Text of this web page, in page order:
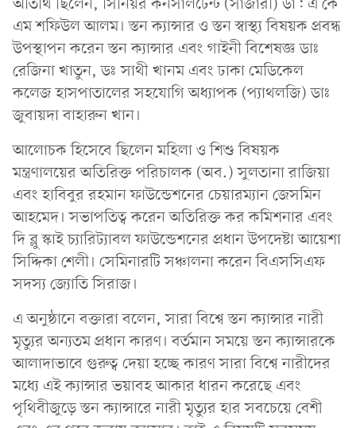
অতিথি ছিলেন, সিনিয়র কনসালটেন্ট (সার্জারী) ডা: এ কে
এম শফিউল আলম। স্তন ক্যান্সার ও স্তন স্বাস্থ্য বিষয়ক প্রবন্ধ
উপস্থাপন করেন স্তন ক্যান্সার এবং গাইনী বিশেষজ্ঞ ডাঃ
রেজিনা খাতুন, ডঃ সাথী খানম এবং ঢাকা মেডিকেল
কলেজ হাসপাতালের সহযোগি অধ্যাপক (প্যাথলজি) ডাঃ
জুবায়দা বাহারুন খান।
আলোচক হিসেবে ছিলেন মহিলা ও শিশু বিষয়ক
মন্ত্রণালয়ের অতিরিক্ত পরিচালক (অব.) সুলতানা রাজিয়া
এবং হাবিবুর রহমান ফাউন্ডেশনের চেয়ারম্যান জেসমিন
আহমেদ। সভাপতিত্ব করেন অতিরিক্ত কর কমিশনার এবং
দি ব্লু স্কাই চ্যারিট্যাবল ফাউন্ডেশনের প্রধান উপদেষ্টা আয়েশা
সিদ্দিকা শেলী। সেমিনারটি সঞ্চালনা করেন বিএসসিএফ
সদস্য জ্যোতি সিরাজ।
এ অনুষ্ঠানে বক্তারা বলেন, সারা বিশ্বে স্তন ক্যান্সার নারী
মৃত্যুর অন্যতম প্রধান কারণ। বর্তমান সময়ে স্তন ক্যান্সারকে
আলাদাভাবে গুরুত্ব দেয়া হচ্ছে কারণ সারা বিশ্বে নারীদের
মধ্যে এই ক্যান্সার ভয়াবহ আকার ধারন করেছে এবং
পৃথিবীজুড়ে স্তন ক্যান্সারে নারী মৃত্যুর হার সবচেয়ে বেশী